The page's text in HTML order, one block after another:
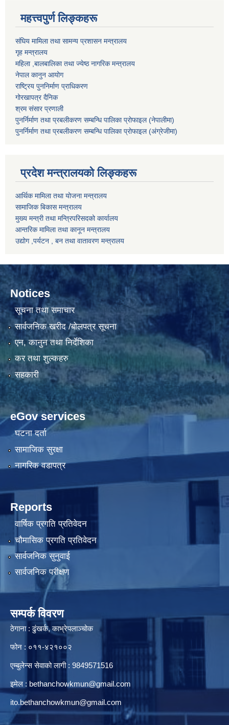
महत्त्वपुर्ण लिङ्कहरू
संघिय मामिला तथा सामन्य प्रशासन मन्त्रालय
गृह मन्त्रालय
महिला ,बालबालिका तथा ज्येष्ठ नागरिक मन्त्रालय
नेपाल कानुन आयोग
राष्ट्रिय पुननिर्माण प्राधिकरण
गोरखापत्र दैनिक
श्रम संसार प्रणाली
पुनर्निर्माण तथा प्रबलीकरण सम्बन्धि पालिका प्राेफाइल (नेपालीमा)
पुनर्निर्माण तथा प्रबलीकरण सम्बन्धि पालिका प्राेफाइल(अंग्रेजीमा)
प्रदेश मन्त्रालयको लिङ्कहरू
आर्थिक मामिला तथा योजना मन्त्रालय
सामाजिक बिकास मन्त्रालय
मुख्य मन्त्री तथा मन्त्रिपरिसदको कार्यालय
आन्तरिक मामिला तथा कानून मन्त्रालय
उद्योग ,पर्यटन , बन तथा वातावरण मन्त्रालय
Notices
सूचना तथा समाचार
सार्वजनिक खरीद /बोलपत्र सूचना
एन, कानुन तथा निर्देशिका
कर तथा शुल्कहरु
सहकारी
eGov services
घटना दर्ता
सामाजिक सुरक्षा
नागरिक वडापत्र
Reports
वार्षिक प्रगति प्रतिवेदन
चौमासिक प्रगति प्रतिवेदन
सार्वजनिक सुनुवाई
सार्वजनिक परीक्षण
सम्पर्क विवरण
ठेगाना : ढुंखर्क, काभ्रेपलाञ्चोक
फोन : ०११-४२१००२
एम्बुलेन्स सेवाको लागी : 9849571516
इमेल : bethanchowkmun@gmail.com
ito.bethanchowkmun@gmail.com